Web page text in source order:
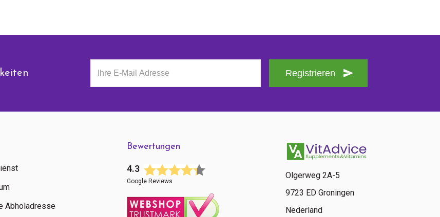
Registrieren
Abholadresse
Bewertungen
4.3
Google Reviews
Olgerweg 2A-5
9723 ED Groningen
Nederland